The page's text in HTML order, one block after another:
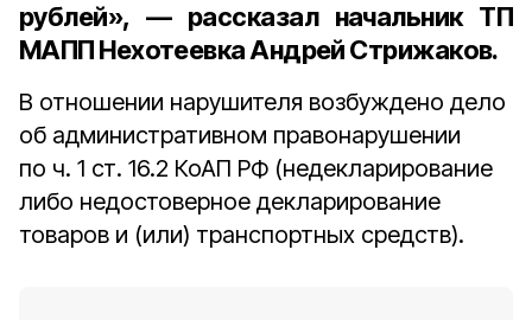
рублей», — рассказал начальник ТП
МАПП Нехотеевка Андрей Стрижаков.
В отношении нарушителя возбуждено дело
об административном правонарушении
по ч. 1 ст. 16.2 КоАП РФ (недекларирование
либо недостоверное декларирование
товаров и (или) транспортных средств).